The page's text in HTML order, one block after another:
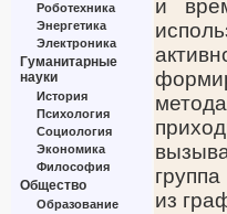
Роботехника
Энергетика
Электроника
Гуманитарные
науки
История
Психология
Социология
Экономика
Философия
Общество
Образование
и
из